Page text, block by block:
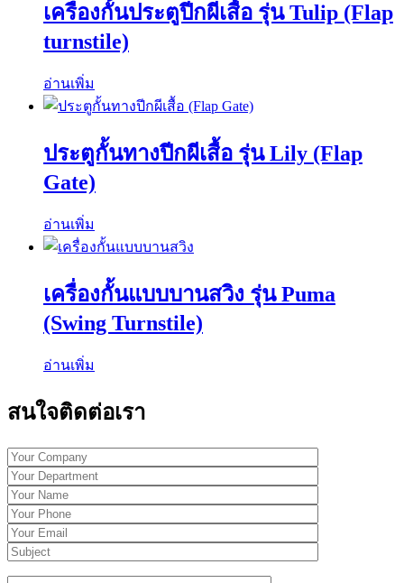
เครื่องกั้นประตูปีกผีเสื้อ รุ่น Tulip (Flap
turnstile)
อ่านเพิ่ม
ประตูกั้นทางปีกผีเสื้อ รุ่น Lily (Flap
Gate)
อ่านเพิ่ม
เครื่องกั้นแบบบานสวิง รุ่น Puma
(Swing Turnstile)
อ่านเพิ่ม
สนใจติดต่อเรา